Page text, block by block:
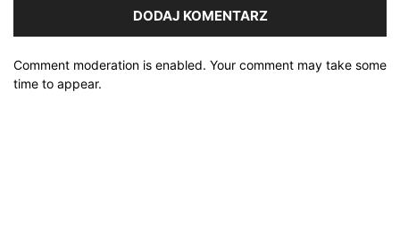
Comment moderation is enabled. Your comment may take some
time to appear.